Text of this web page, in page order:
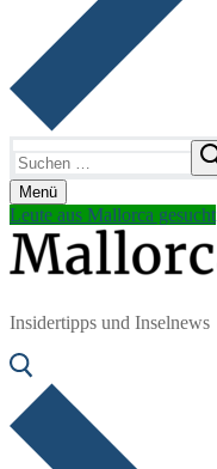
nach:
Menü
Leute aus Mallorca gesucht
Insidertipps und Inselnews